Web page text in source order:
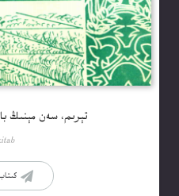
تېرىم، سەن مېنىڭ